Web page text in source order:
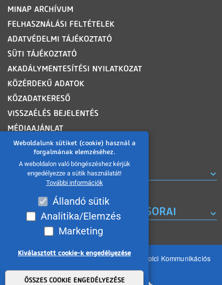
Weboldalunk sütiket (cookie) használ a
forgalmának elemzéséhez.
A weboldalon való böngészéshez kérjük
engedélyezze a sütik használatát!
További információk
Állandó sütik
Analitika/Elemzés
Marketing
Kiválasztott cookie-k engedélyezése
ÖSSZES COOKIE ENGEDÉLYEZÉSE
MINAP ARCHÍVUM
FELHASZNÁLÁSI FELTÉTELEK
ADATVÉDELMI TÁJÉKOZTATÓ
SÜTI TÁJÉKOZTATÓ
AKADÁLYMENTESÍTÉSI NYILATKOZAT
KÖZÉRDEKŰ ADATOK
KÖZADATKERESŐ
VISSZAÉLÉS BEJELENTÉS
MÉDIAAJÁNLAT
OLDALTÉRKÉP
ROVATOK
A MISKOLC TV KORÁBBI MŰSORAI
Minden jog fenntartva 2026 © MIKOM Miskolci Kommunikációs
Nonprofit Kft.